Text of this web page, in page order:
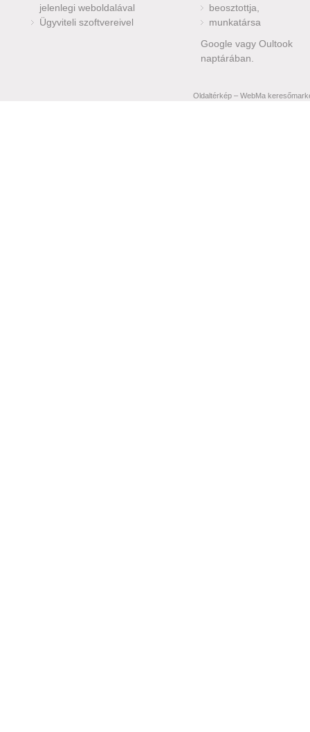
jelenlegi weboldalával
Ügyviteli szoftvereivel
beosztottja,
munkatársa
Google vagy Oultook
naptárában.
Oldaltérkép –WebMa